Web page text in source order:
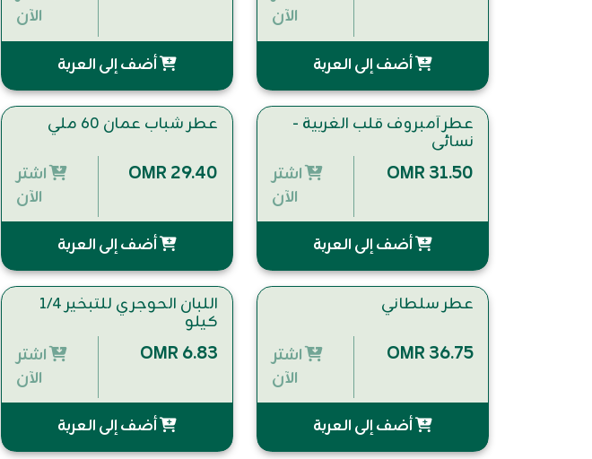
الآن
أضف إلى العربة
الآن
أضف إلى العربة
عطر أمبروف قلب الغربية -
نسائي
OMR 31.50
اشتر
الآن
أضف إلى العربة
عطر شباب عمان 60 ملي
OMR 29.40
اشتر
الآن
أضف إلى العربة
عطر سلطاني
OMR 36.75
اشتر
الآن
أضف إلى العربة
اللبان الحوجري للتبخير ١/٤
كيلو
OMR 6.83
اشتر
الآن
أضف إلى العربة